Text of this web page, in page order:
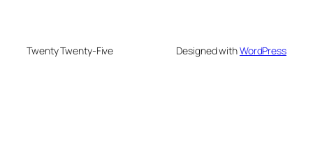
Twenty Twenty-Five Designed withWordPress